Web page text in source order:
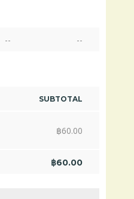
-- --
SUBTOTAL
฿60.00
฿60.00